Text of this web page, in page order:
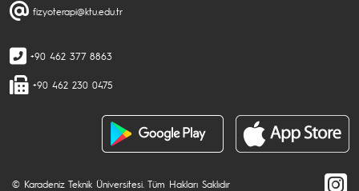
fizyoterapi@ktu.edu.tr
+90 462 377 8863
+90 462 230 0475
© Karadeniz Teknik Üniversitesi. Tüm Hakları Saklıdır